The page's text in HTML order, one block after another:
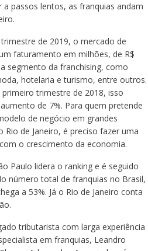
passos lentos, as franquias andam
de 2019, o mercado de
faturamento em milhões, de R$
segmento da franchising, como
hotelaria e turismo, entre outros.
trimestre de 2018, isso
de 7%. Para quem pretende
de negócio em grandes
Rio de Janeiro, é preciso fazer uma
o crescimento da economia.
Paulo lidera o ranking e é seguido
número total de franquias no Brasil,
a 53%. Já o Rio de Janeiro conta
tributarista com larga experiência
em franquias, Leandro